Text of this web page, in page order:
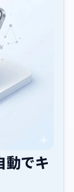
動でキ